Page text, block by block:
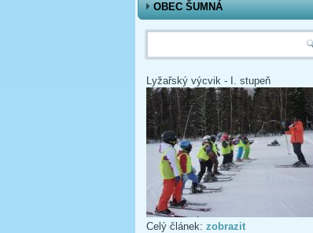
OBEC ŠUMNÁ
Vyhledávání
Lyžařský výcvik - I. stupeň
Celý článek: zobrazit